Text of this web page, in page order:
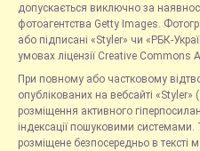
допускається виключно за
фотоагентства Getty Images.
або підписані «Styler» чи «РБК-
умовах ліцензії Creative
При повному або частковому
опублікованих на вебсайті
розміщення активного
індексації пошуковими
розміщене безпосередньо в тексті